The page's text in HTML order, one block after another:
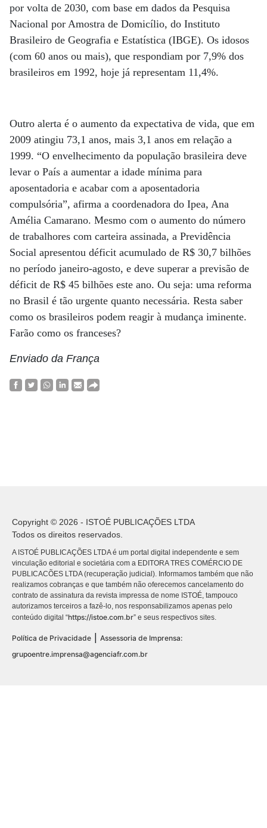
por volta de 2030, com base em dados da Pesquisa
Nacional por Amostra de Domicílio, do Instituto
Brasileiro de Geografia e Estatística (IBGE). Os idosos
(com 60 anos ou mais), que respondiam por 7,9% dos
brasileiros em 1992, hoje já representam 11,4%.
Outro alerta é o aumento da expectativa de vida, que em
2009 atingiu 73,1 anos, mais 3,1 anos em relação a
1999. “O envelhecimento da população brasileira deve
levar o País a aumentar a idade mínima para
aposentadoria e acabar com a aposentadoria
compulsória”, afirma a coordenadora do Ipea, Ana
Amélia Camarano. Mesmo com o aumento do número
de trabalhores com carteira assinada, a Previdência
Social apresentou déficit acumulado de R$ 30,7 bilhões
no período janeiro-agosto, e deve superar a previsão de
déficit de R$ 45 bilhões este ano. Ou seja: uma reforma
no Brasil é tão urgente quanto necessária. Resta saber
como os brasileiros podem reagir à mudança iminente.
Farão como os franceses?
Enviado da França
Copyright © 2026 - ISTOÉ PUBLICAÇÕES LTDA
Todos os direitos reservados.
A ISTOÉ PUBLICAÇÕES LTDA é um portal digital independente e sem
vinculação editorial e societária com a EDITORA TRES COMÉRCIO DE
PUBLICACÕES LTDA (recuperação judicial). Informamos também que não
realizamos cobranças e que também não oferecemos cancelamento do
contrato de assinatura da revista impressa de nome ISTOÉ, tampouco
autorizamos terceiros a fazê-lo, nos responsabilizamos apenas pelo
conteúdo digital “https://istoe.com.br” e seus respectivos sites.
Política de Privacidade | Assessoria de Imprensa:
grupoentre.imprensa@agenciafr.com.br